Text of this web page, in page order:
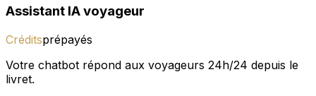
Assistant IA voyageur
Créditsprépayés
Votre chatbot répond aux voyageurs 24h/24 depuis le
livret.